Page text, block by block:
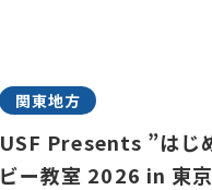
関東地方
USF Presents ”はじ
ビー教室 2026 in 東